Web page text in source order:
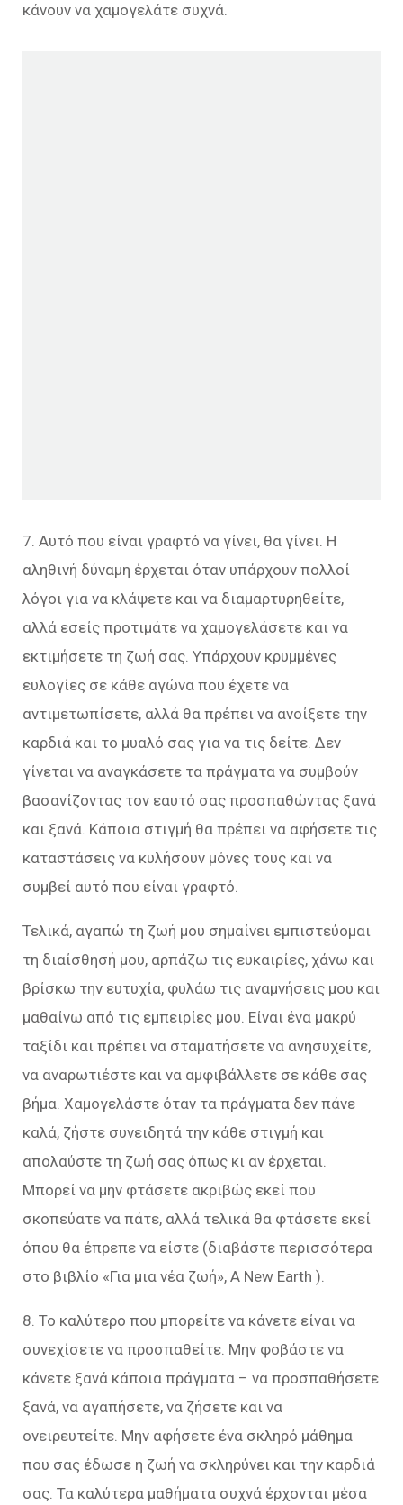
κάνουν να χαμογελάτε συχνά.
7. Αυτό που είναι γραφτό να γίνει, θα γίνει. Η
αληθινή δύναμη έρχεται όταν υπάρχουν πολλοί
λόγοι για να κλάψετε και να διαμαρτυρηθείτε,
αλλά εσείς προτιμάτε να χαμογελάσετε και να
εκτιμήσετε τη ζωή σας. Υπάρχουν κρυμμένες
ευλογίες σε κάθε αγώνα που έχετε να
αντιμετωπίσετε, αλλά θα πρέπει να ανοίξετε την
καρδιά και το μυαλό σας για να τις δείτε. Δεν
γίνεται να αναγκάσετε τα πράγματα να συμβούν
βασανίζοντας τον εαυτό σας προσπαθώντας ξανά
και ξανά. Κάποια στιγμή θα πρέπει να αφήσετε τις
καταστάσεις να κυλήσουν μόνες τους και να
συμβεί αυτό που είναι γραφτό.
Τελικά, αγαπώ τη ζωή μου σημαίνει εμπιστεύομαι
τη διαίσθησή μου, αρπάζω τις ευκαιρίες, χάνω και
βρίσκω την ευτυχία, φυλάω τις αναμνήσεις μου και
μαθαίνω από τις εμπειρίες μου. Είναι ένα μακρύ
ταξίδι και πρέπει να σταματήσετε να ανησυχείτε,
να αναρωτιέστε και να αμφιβάλλετε σε κάθε σας
βήμα. Χαμογελάστε όταν τα πράγματα δεν πάνε
καλά, ζήστε συνειδητά την κάθε στιγμή και
απολαύστε τη ζωή σας όπως κι αν έρχεται.
Μπορεί να μην φτάσετε ακριβώς εκεί που
σκοπεύατε να πάτε, αλλά τελικά θα φτάσετε εκεί
όπου θα έπρεπε να είστε (διαβάστε περισσότερα
στο βιβλίο «Για μια νέα ζωή», A New Earth ).
8. Το καλύτερο που μπορείτε να κάνετε είναι να
συνεχίσετε να προσπαθείτε. Μην φοβάστε να
κάνετε ξανά κάποια πράγματα – να προσπαθήσετε
ξανά, να αγαπήσετε, να ζήσετε και να
ονειρευτείτε. Μην αφήσετε ένα σκληρό μάθημα
που σας έδωσε η ζωή να σκληρύνει και την καρδιά
σας. Τα καλύτερα μαθήματα συχνά έρχονται μέσα